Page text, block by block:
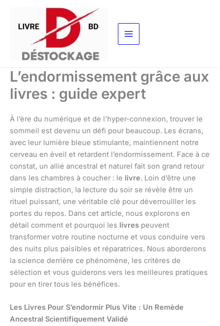
contenu
L’endormissement grâce aux
livres : guide expert
À l’ère du numérique et de l’hyper-connexion, trouver le
sommeil est devenu un défi pour beaucoup. Les écrans,
avec leur lumière bleue stimulante, maintiennent notre
cerveau en éveil et retardent l’endormissement. Face à ce
constat, un allié ancestral et naturel fait son grand retour
dans les chambres à coucher : le livre. Loin d’être une
simple distraction, la lecture du soir se révèle être un
rituel puissant, une véritable clé pour déverrouiller les
portes du repos. Dans cet article, nous explorons en
détail comment et pourquoi les livres peuvent
transformer votre routine nocturne et vous conduire vers
des nuits plus paisibles et réparatrices. Nous aborderons
la science derrière ce phénomène, les critères de
sélection et vous guiderons vers les meilleures pratiques
pour en tirer tous les bénéfices.
Les Livres Pour S’endormir Plus Vite : Un Remède
Ancestral Scientifiquement Validé